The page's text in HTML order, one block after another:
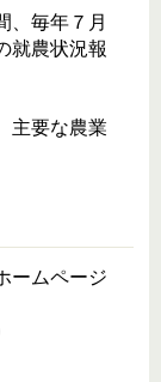
、毎年７月
就農状況報
主要な農業
ームページ